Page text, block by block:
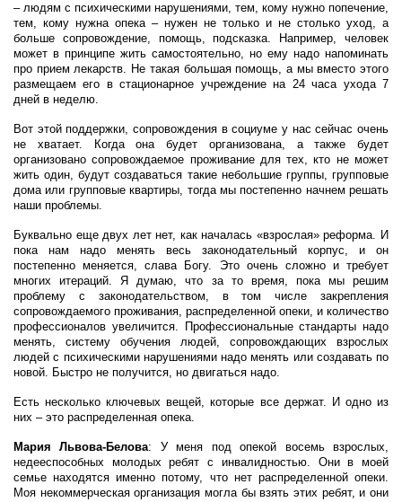
– людям с психическими нарушениями, тем, кому нужно попечение,
тем, кому нужна опека – нужен не только и не столько уход, а
больше сопровождение, помощь, подсказка. Например, человек
может в принципе жить самостоятельно, но ему надо напоминать
про прием лекарств. Не такая большая помощь, а мы вместо этого
размещаем его в стационарное учреждение на 24 часа ухода 7
дней в неделю.
Вот этой поддержки, сопровождения в социуме у нас сейчас очень
не хватает. Когда она будет организована, а также будет
организовано сопровождаемое проживание для тех, кто не может
жить один, будут создаваться такие небольшие группы, групповые
дома или групповые квартиры, тогда мы постепенно начнем решать
наши проблемы.
Буквально еще двух лет нет, как началась «взрослая» реформа. И
пока нам надо менять весь законодательный корпус, и он
постепенно меняется, слава Богу. Это очень сложно и требует
многих итераций. Я думаю, что за то время, пока мы решим
проблему с законодательством, в том числе закрепления
сопровождаемого проживания, распределенной опеки, и количество
профессионалов увеличится. Профессиональные стандарты надо
менять, систему обучения людей, сопровождающих взрослых
людей с психическими нарушениями надо менять или создавать по
новой. Быстро не получится, но двигаться надо.
Есть несколько ключевых вещей, которые все держат. И одно из
них – это распределенная опека.
Мария Львова-Белова: У меня под опекой восемь взрослых,
недееспособных молодых ребят с инвалидностью. Они в моей
семье находятся именно потому, что нет распределенной опеки.
Моя некоммерческая организация могла бы взять этих ребят, и они